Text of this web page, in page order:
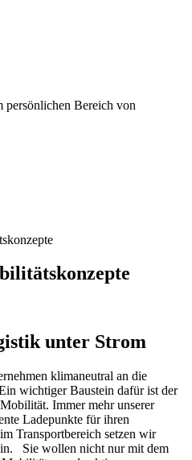
persönlichen Bereich von
unter Strom
klimaneutral an die
wichtiger Baustein dafür ist der
Immer mehr unserer
Ladepunkte für ihren
Transportbereich setzen wir
Sie wollen nicht nur mit dem